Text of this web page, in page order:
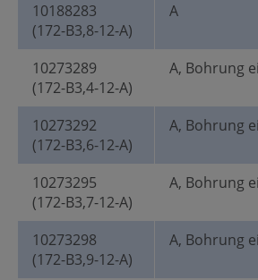
10188283
(172-B3,8-12-A)
A
10273289
(172-B3,4-12-A)
A, Bohrung
10273292
(172-B3,6-12-A)
A, Bohrung
10273295
(172-B3,7-12-A)
A, Bohrung
10273298
(172-B3,9-12-A)
A, Bohrung